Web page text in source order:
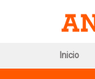
al
TopMenu
-
Inicio